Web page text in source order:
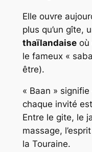
Elle ouvre
plus qu’un gîte,
thaïlandaiseoù
le fameux «
être).
« Baan » signifie
chaque invité
Entre le gite, le
massage,
la Touraine.